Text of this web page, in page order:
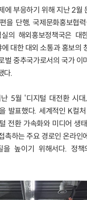
에 부응하기 위해 지난 2월
을 단행, 국제문화홍보협
의 해외홍보정책국은 대
대한 대외 소통과 홍보의
벌 중추국가로서의 국가 이
다.
5월 ‘디지털 대전환 시
발표했다. 세계적인 K컬
전환 가속화와 미디어 생
촉하는 주요 경로인 온라인
을 높이기 위해서다. 정책